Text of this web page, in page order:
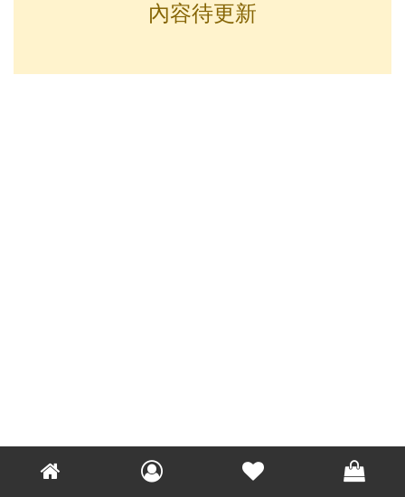
內容待更新